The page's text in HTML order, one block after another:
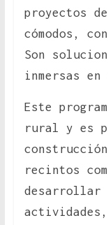
proyectos
cómodos,
Son
inmersas
Este
rural y es
recintos
desarrollar